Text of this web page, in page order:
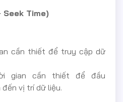
Seek Time)
cần thiết để truy cập dữ
gian cần thiết để đầu
vị trí dữ liệu.